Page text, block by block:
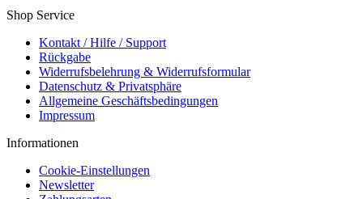
Shop Service
Kontakt / Hilfe / Support
Rückgabe
Widerrufsbelehrung & Widerrufsformular
Datenschutz & Privatsphäre
Allgemeine Geschäftsbedingungen
Impressum
Informationen
Cookie-Einstellungen
Newsletter